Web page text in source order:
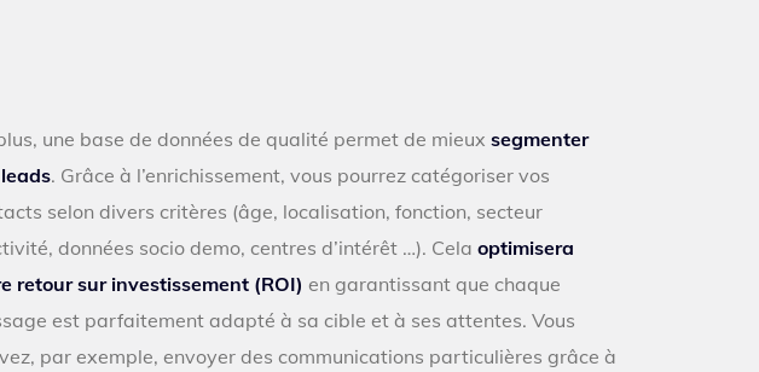
une base de données de qualité permet de mieux segmenter
. Grâce à l’enrichissement, vous pourrez catégoriser vos
selon divers critères (âge, localisation, fonction, secteur
données socio demo, centres d’intérêt …). Cela optimisera
retour sur investissement (ROI) en garantissant que chaque
est parfaitement adapté à sa cible et à ses attentes. Vous
par exemple, envoyer des communications particulières grâce à